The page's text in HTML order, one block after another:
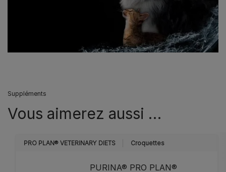
Suppléments
Vous aimerez aussi …
PRO PLAN® VETERINARY DIETS Croquettes
PURINA® PRO PLAN®